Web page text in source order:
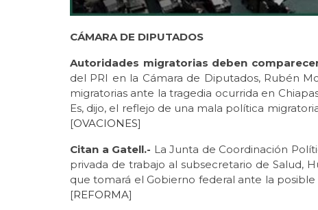
CÁMARA DE DIPUTADOS
Autoridades migratorias deben
del PRI en la Cámara de Diputados, Rubén
migratorias ante la tragedia ocurrida en
Es, dijo, el reflejo de una mala política
[OVACIONES]
Citan a Gatell.- La Junta de Coordinación
privada de trabajo al subsecretario de Salud,
que tomará el Gobierno federal ante la
[REFORMA]